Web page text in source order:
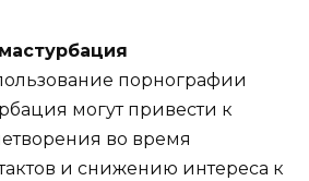
порнографии
могут привести к
во время
и снижению интереса к